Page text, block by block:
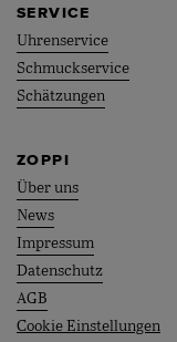
SERVICE
Uhrenservice
Schmuckservice
Schätzungen
ZOPPI
Über uns
News
Impressum
Datenschutz
AGB
Cookie Einstellungen